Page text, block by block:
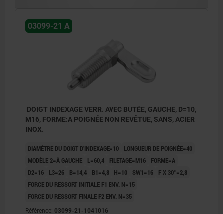
03099-21 A
DOIGT INDEXAGE VERR. AVEC BUTÉE, GAUCHE, D=10,
M16, FORME:A POIGNÉE NON REVÊTUE, SANS, ACIER
INOX.
DIAMÈTRE DU DOIGT D'INDEXAGE=10
LONGUEUR DE POIGNÉE=40
MODÈLE 2=À GAUCHE
L=60,4 FILETAGE=M16
FORME=A
D2=16
L3=26 B=14,4 B1=4,8 H=10 SW1=16
F X 30°=2,8
FORCE DU RESSORT INITIALE F1 ENV. N=15
FORCE DU RESSORT FINALE F2 ENV. N=35
Référence: 03099-21-1041016